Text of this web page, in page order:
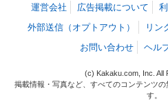
運営会社 広告掲載について
外部送信（オプトアウト）
リン
お問い合わせ
ヘル
(c) Kakaku.com, Inc. All
掲載情報・写真など、すべてのコンテンツ
す。